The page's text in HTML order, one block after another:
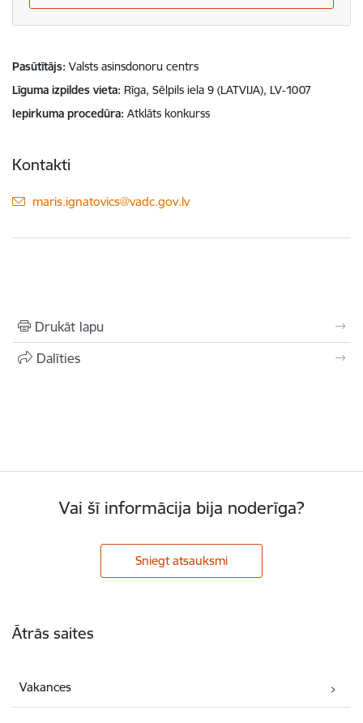
Pasūtītājs Valsts asinsdonoru centrs
Līguma izpildes vieta Rīga, Sēlpils iela 9 (LATVIJA), LV-1007
Iepirkuma procedūra Atklāts konkurss
Kontakti
E-pasts:
maris.ignatovics@vadc.gov.lv
Drukāt lapu
Dalīties
Vai šī informācija bija noderīga?
Sniegt atsauksmi
Ātrās saites
Vakances